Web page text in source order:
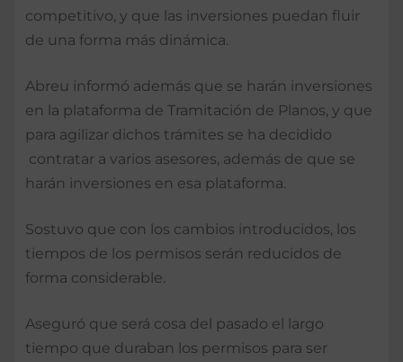
competitivo, y que las inversiones puedan fluir
de una forma más dinámica.
Abreu informó además que se harán inversiones
en la plataforma de Tramitación de Planos, y que
para agilizar dichos trámites se ha decidido
contratar a varios asesores, además de que se
harán inversiones en esa plataforma.
Sostuvo que con los cambios introducidos, los
tiempos de los permisos serán reducidos de
forma considerable.
Aseguró que será cosa del pasado el largo
tiempo que duraban los permisos para ser